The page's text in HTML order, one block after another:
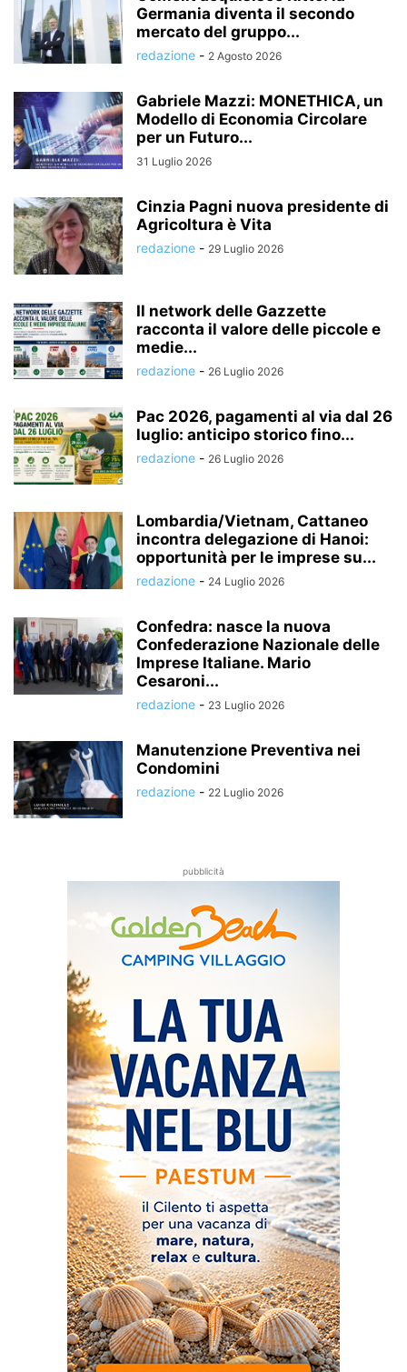
Germania diventa il secondo
mercato del gruppo...
redazione - 2 Agosto 2026
Gabriele Mazzi: MONETHICA, un
Modello di Economia Circolare
per un Futuro...
31 Luglio 2026
Cinzia Pagni nuova presidente di
Agricoltura è Vita
redazione - 29 Luglio 2026
Il network delle Gazzette
racconta il valore delle piccole e
medie...
redazione - 26 Luglio 2026
Pac 2026, pagamenti al via dal 26
luglio: anticipo storico fino...
redazione - 26 Luglio 2026
Lombardia/Vietnam, Cattaneo
incontra delegazione di Hanoi:
opportunità per le imprese su...
redazione - 24 Luglio 2026
Confedra: nasce la nuova
Confederazione Nazionale delle
Imprese Italiane. Mario
Cesaroni...
redazione - 23 Luglio 2026
Manutenzione Preventiva nei
Condomini
redazione - 22 Luglio 2026
pubblicità